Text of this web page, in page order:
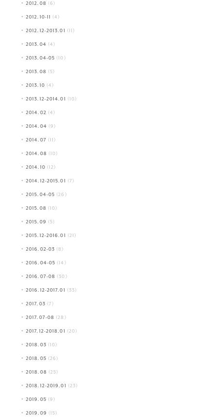
2012.08 (6)
2012.10-11 (4)
2012.12-2013.01 (11)
2013.04 (4)
2013.04-05 (10)
2013.08 (5)
2013.10 (4)
2013.12-2014.01 (10)
2014.02 (4)
2014.04 (9)
2014.07 (11)
2014.08 (10)
2014.10 (12)
2014.12-2015.01 (7)
2015.04-05 (26)
2015.08 (10)
2015.09 (5)
2015.12-2016.01 (21)
2016.02-03 (8)
2016.04-05 (14)
2016.07-08 (30)
2016.12-2017.01 (33)
2017.03 (7)
2017.07-08 (28)
2017.12-2018.01 (20)
2018.03 (10)
2018.05 (26)
2018.08 (25)
2018.12-2019.01 (23)
2019.05 (9)
2019.09 (15)